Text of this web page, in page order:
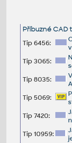
Příbuzné CAD
Tip 6456:
Tip 3065:
Tip 8035:
Tip 5069:
Tip 7420:
Tip 10959: